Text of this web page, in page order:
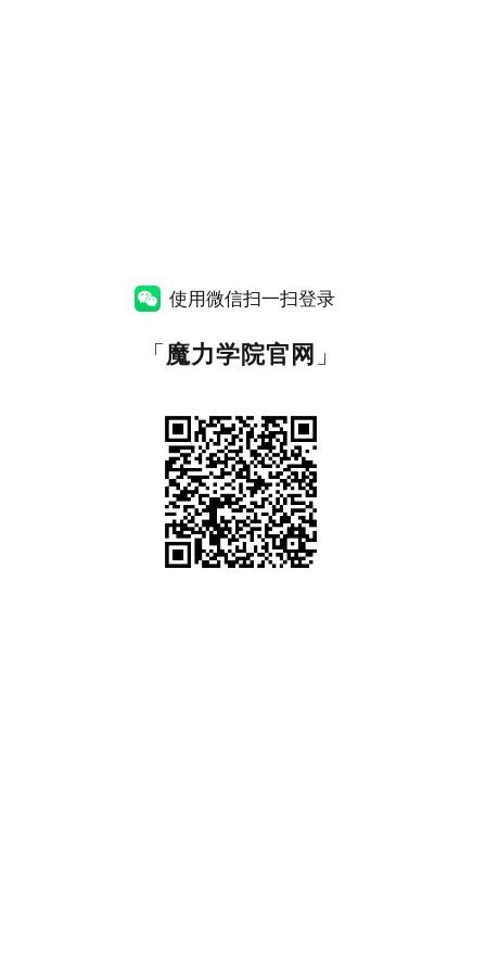
使用微信扫一扫登录
「魔力学院官网 」